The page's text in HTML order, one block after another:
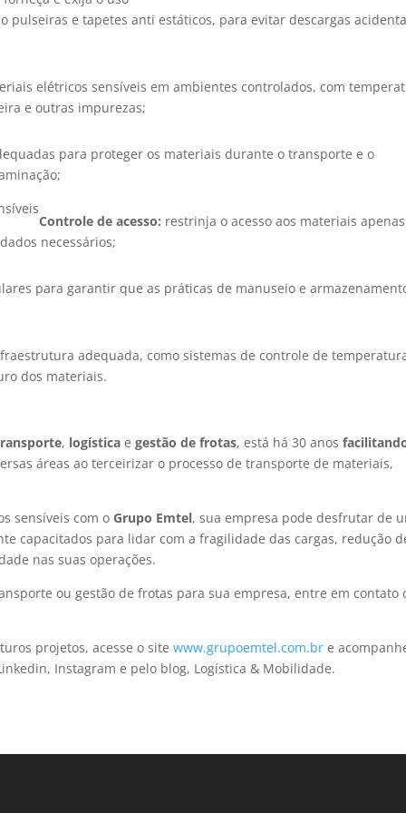
pulseiras e tapetes anti estáticos, para evitar descargas
elétricos sensíveis em ambientes controlados, com
e outras impurezas;
para proteger os materiais durante o transporte e o
Controle de acesso: restrinja o acesso aos materiais
necessários;
para garantir que as práticas de manuseio e
adequada, como sistemas de controle de
dos materiais.
, logísticaegestão de frotas, está há 30 anos
áreas ao terceirizar o processo de transporte de materiais,
sensíveis com o Grupo Emtel, sua empresa pode desfrutar de
capacitados para lidar com a fragilidade das cargas, redução
nas suas operações.
ou gestão de frotas para sua empresa, entre em contato
projetos, acesse o sitewww.grupoemtel.com.br e
Instagram e pelo blog, Logística & Mobilidade.